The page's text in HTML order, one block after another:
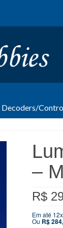
Decoders/
–
R$
Em até
Ou R$